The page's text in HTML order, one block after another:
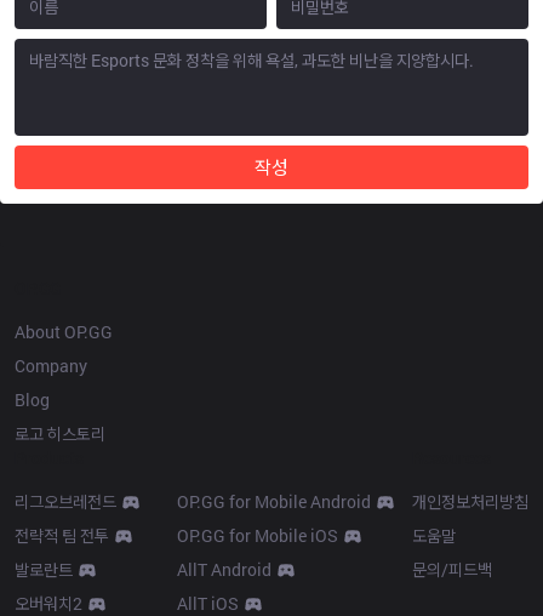
작성
About OP.GG
Company
Blog
로고 히스토리
리그오브레전드
전략적 팀 전투
발로란트
오버워치2
OP.GG for Mobile Android
OP.GG for Mobile iOS
AllT Android
AllT iOS
개인정보처리방침
도움말
문의/피드백